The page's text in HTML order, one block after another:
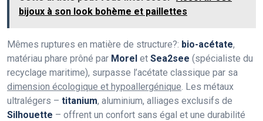
bijoux à son look bohème et paillettes
Mêmes ruptures en matière de structure?: bio-acétate,
matériau phare prôné par Morel et Sea2see (spécialiste du
recyclage maritime), surpasse l’acétate classique par sa
dimension écologique et hypoallergénique . Les métaux
ultralégers – titanium, aluminium, alliages exclusifs de
Silhouette – offrent un confort sans égal et une durabilité